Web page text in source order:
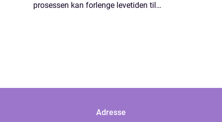
prosessen kan forlenge levetiden til
Adresse